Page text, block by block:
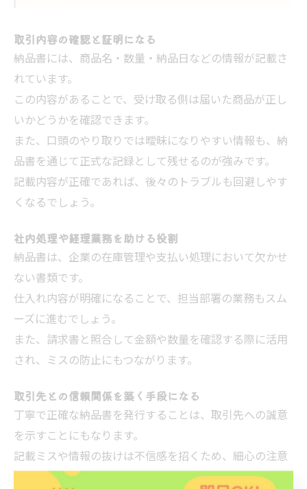
取引内容の確認と証明になる
納品書には、商品名・数量・納品日などの情報が記載さ
れています。
この内容があることで、受け取る側は届いた商品が正し
いかどうかを確認できます。
また、口頭のやり取りでは曖昧になりやすい情報も、納
品書を通じて正式な記録として残せるのが強みです。
記載内容が正確であれば、後々のトラブルも回避しやす
くなるでしょう。
社内処理や経理業務を助ける役割
納品書は、企業の在庫管理や支払い処理において欠かせ
ない書類です。
仕入れ内容が明確になることで、担当部署の業務もスム
ーズに進むでしょう。
また、請求書と照合して金額や数量を確認する際に活用
され、ミスの防止にもつながります。
取引先との信頼関係を築く手段になる
丁寧で正確な納品書を発行することは、取引先への誠意
を示すことにもなります。
記載ミスや情報の抜けは不信感を招くため、細心の注意
が必要です。